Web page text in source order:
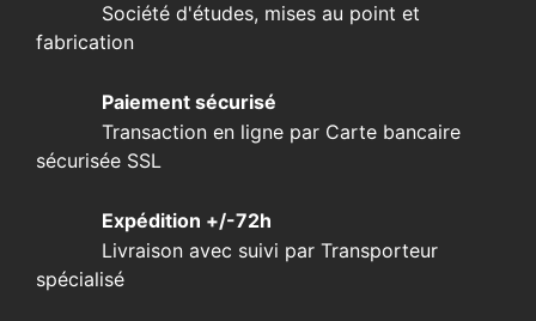
Société d'études, mises au point et
fabrication
Paiement sécurisé
Transaction en ligne par Carte bancaire
sécurisée SSL
Expédition +/-72h
Livraison avec suivi par Transporteur
spécialisé